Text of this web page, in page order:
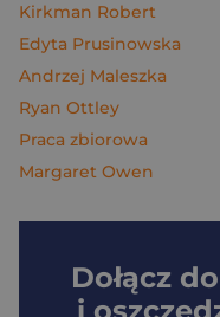
Kirkman Robert
Edyta Prusinowska
Andrzej Maleszka
Ryan Ottley
Praca zbiorowa
Margaret Owen
Dołącz do